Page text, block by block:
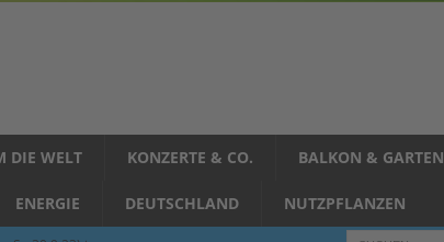
DIE WELT KONZERTE & CO. BALKON & GARTEN
ENERGIE DEUTSCHLAND NUTZPFLANZEN